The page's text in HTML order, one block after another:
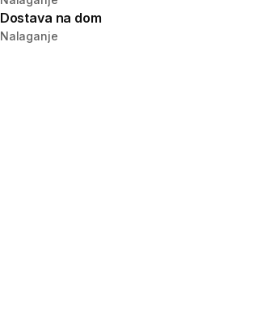
Dostava na dom
Nalaganje